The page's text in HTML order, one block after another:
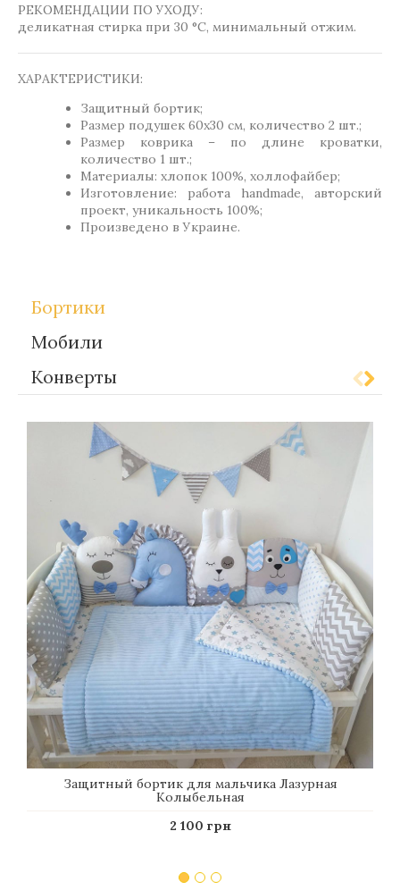
РЕКОМЕНДАЦИИ ПО УХОДУ:
деликатная стирка при 30 °C, минимальный отжим.
ХАРАКТЕРИСТИКИ:
Защитный бортик;
Размер подушек 60х30 см, количество 2 шт.;
Размер коврика – по длине кроватки,
количество 1 шт.;
Материалы: хлопок 100%, холлофайбер;
Изготовление: работа handmade, авторский
проект, уникальность 100%;
Произведено в Украине.
Бортики
Мобили
Конверты
Защитный бортик для мальчика Лазурная
Колыбельная
2 100 грн